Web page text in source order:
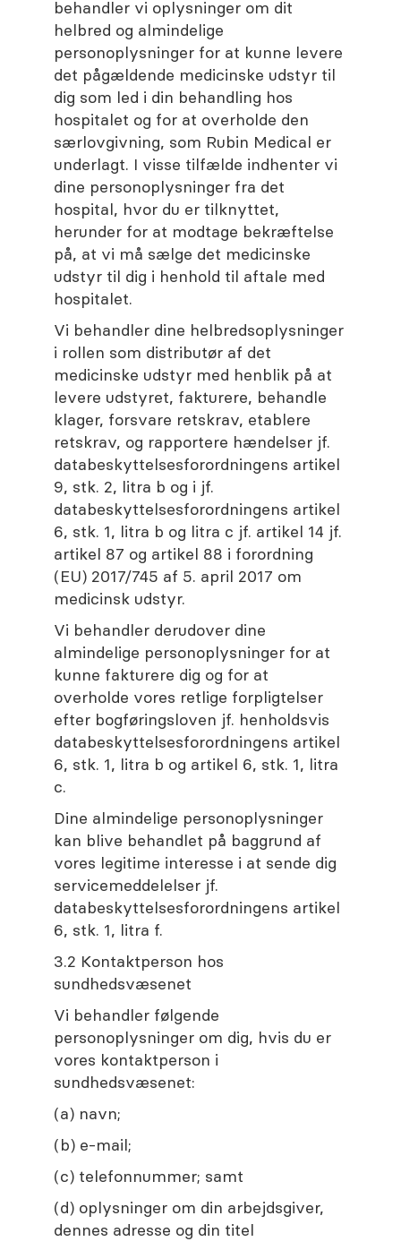
behandler vi oplysninger om dit
helbred og almindelige
personoplysninger for at kunne levere
det pågældende medicinske udstyr til
dig som led i din behandling hos
hospitalet og for at overholde den
særlovgivning, som Rubin Medical er
underlagt. I visse tilfælde indhenter vi
dine personoplysninger fra det
hospital, hvor du er tilknyttet,
herunder for at modtage bekræftelse
på, at vi må sælge det medicinske
udstyr til dig i henhold til aftale med
hospitalet.
Vi behandler dine helbredsoplysninger
i rollen som distributør af det
medicinske udstyr med henblik på at
levere udstyret, fakturere, behandle
klager, forsvare retskrav, etablere
retskrav, og rapportere hændelser jf.
databeskyttelsesforordningens artikel
9, stk. 2, litra b og i jf.
databeskyttelsesforordningens artikel
6, stk. 1, litra b og litra c jf. artikel 14 jf.
artikel 87 og artikel 88 i forordning
(EU) 2017/745 af 5. april 2017 om
medicinsk udstyr.
Vi behandler derudover dine
almindelige personoplysninger for at
kunne fakturere dig og for at
overholde vores retlige forpligtelser
efter bogføringsloven jf. henholdsvis
databeskyttelsesforordningens artikel
6, stk. 1, litra b og artikel 6, stk. 1, litra
c.
Dine almindelige personoplysninger
kan blive behandlet på baggrund af
vores legitime interesse i at sende dig
servicemeddelelser jf.
databeskyttelsesforordningens artikel
6, stk. 1, litra f.
3.2 Kontaktperson hos
sundhedsvæsenet
Vi behandler følgende
personoplysninger om dig, hvis du er
vores kontaktperson i
sundhedsvæsenet:
(a) navn;
(b) e-mail;
(c) telefonnummer; samt
(d) oplysninger om din arbejdsgiver,
dennes adresse og din titel